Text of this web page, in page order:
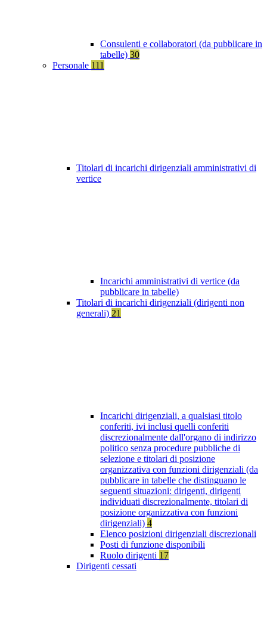
Consulenti e collaboratori (da pubblicare in
tabelle) 30
Personale 111
Titolari di incarichi dirigenziali amministrativi di
vertice
Incarichi amministrativi di vertice (da
pubblicare in tabelle)
Titolari di incarichi dirigenziali (dirigenti non
generali) 21
Incarichi dirigenziali, a qualsiasi titolo
conferiti, ivi inclusi quelli conferiti
discrezionalmente dall'organo di indirizzo
politico senza procedure pubbliche di
selezione e titolari di posizione
organizzativa con funzioni dirigenziali (da
pubblicare in tabelle che distinguano le
seguenti situazioni: dirigenti, dirigenti
individuati discrezionalmente, titolari di
posizione organizzativa con funzioni
dirigenziali) 4
Elenco posizioni dirigenziali discrezionali
Posti di funzione disponibili
Ruolo dirigenti 17
Dirigenti cessati